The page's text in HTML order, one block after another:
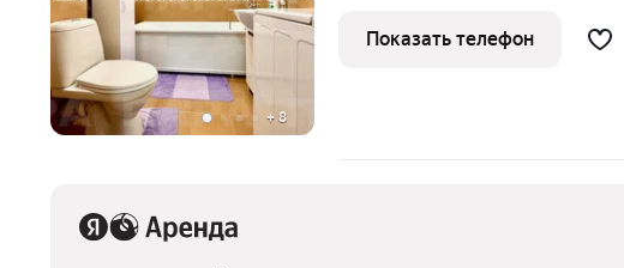
+ 8
Полностью оборудованная
районе с развитой
Показать телефон